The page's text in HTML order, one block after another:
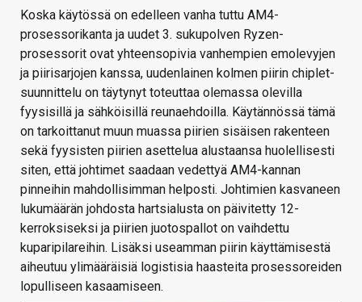
Koska käytössä on edelleen vanha tuttu AM4-
prosessorikanta ja uudet 3. sukupolven Ryzen-
prosessorit ovat yhteensopivia vanhempien emolevyjen
ja piirisarjojen kanssa, uudenlainen kolmen piirin chiplet-
suunnittelu on täytynyt toteuttaa olemassa olevilla
fyysisillä ja sähköisillä reunaehdoilla. Käytännössä tämä
on tarkoittanut muun muassa piirien sisäisen rakenteen
sekä fyysisten piirien asettelua alustaansa huolellisesti
siten, että johtimet saadaan vedettyä AM4-kannan
pinneihin mahdollisimman helposti. Johtimien kasvaneen
lukumäärän johdosta hartsialusta on päivitetty 12-
kerroksiseksi ja piirien juotospallot on vaihdettu
kuparipilareihin. Lisäksi useamman piirin käyttämisestä
aiheutuu ylimääräisiä logistisia haasteita prosessoreiden
lopulliseen kasaamiseen.